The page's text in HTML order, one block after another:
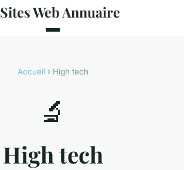
Sites Web Annuaire
Accueil› High tech
🔬
High tech